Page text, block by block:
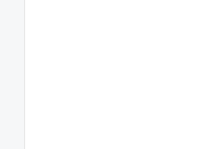
昌吉州